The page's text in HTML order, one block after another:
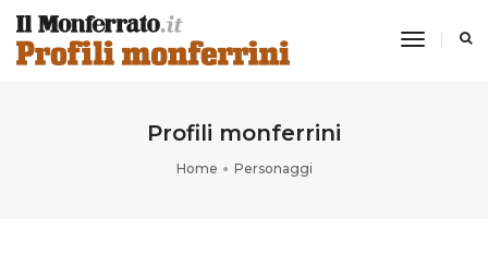
toggle
Profili monferrini
Home Personaggi